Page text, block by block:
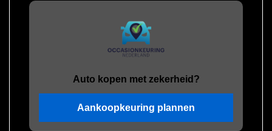
Auto kopen met zekerheid?
Aankoopkeuring plannen